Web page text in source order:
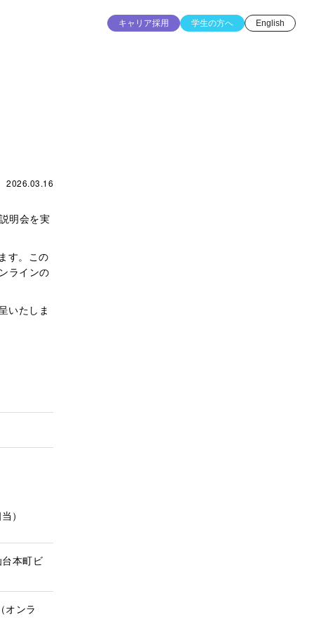
キャリア採用 学生の方へ English
2026.03.16
明会を実
す。この
ラインの
いたしま
）
本町ビ
オンラ